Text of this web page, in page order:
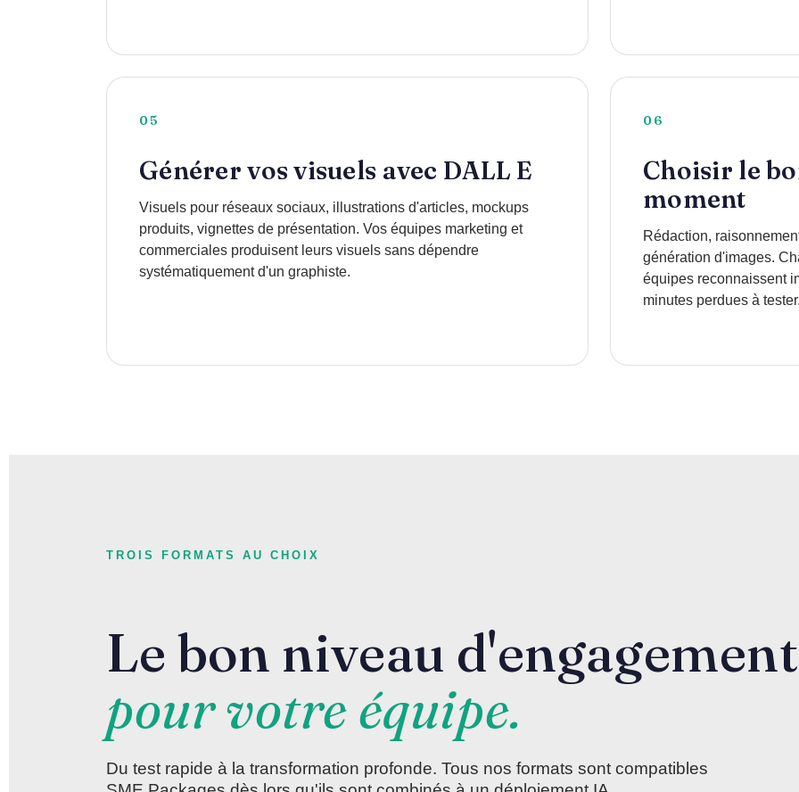
05
Générer vos visuels avec DALL E
Visuels pour réseaux sociaux, illustrations d'articles, mockups
produits, vignettes de présentation. Vos équipes marketing et
commerciales produisent leurs visuels sans dépendre
systématiquement d'un graphiste.
06
Choisir le
moment
Rédaction,
génération d'images.
équipes reconnaissent
minutes perdues à tester.
TROIS FORMATS AU CHOIX
Le bon niveau d'engagement
pour votre équipe.
Du test rapide à la transformation profonde. Tous nos formats sont compatibles